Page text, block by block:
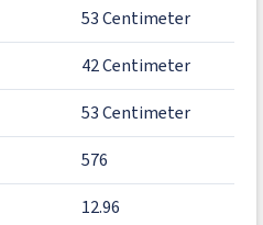
53 Centimeter
42 Centimeter
53 Centimeter
576
12.96